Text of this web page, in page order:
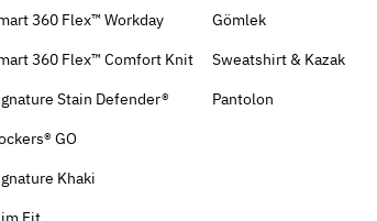
360 Flex™ Workday
360 Flex™ Comfort Knit
Stain Defender®
GO
Khaki
Gömlek
Sweatshirt & Kazak
Pantolon